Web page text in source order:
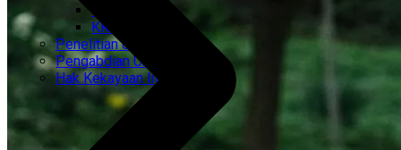
CEMTI
KK Regresi
Penelitian Unggulan
Pengabdian Unggulan
Hak Kekayaan Intelektual